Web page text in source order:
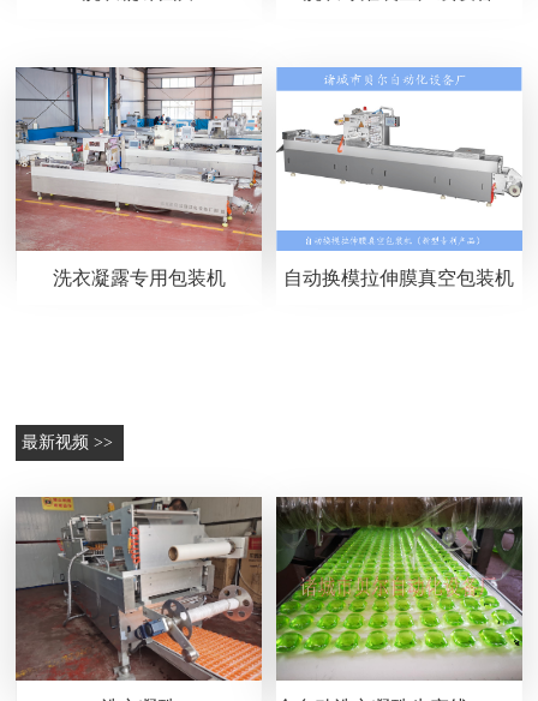
洗衣凝露专用包装机 自动换模拉伸膜真空包装机
最新视频 >>